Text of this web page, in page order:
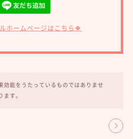
ホームページはこちら🍀
能をうたっているものではありませ
す。